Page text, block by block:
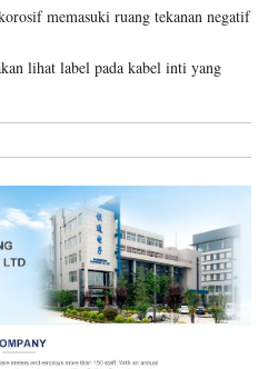
memasuki ruang tekanan negatif
lihat label pada kabel inti yang